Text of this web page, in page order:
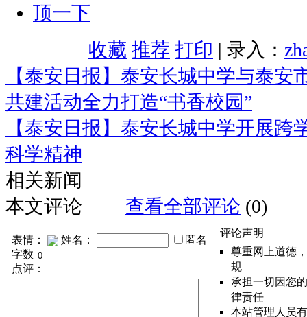
顶一下
收藏 推荐 打印 | 录入：
【泰安日报】泰安长城中学与泰安
共建活动全力打造“书香校园”
【泰安日报】泰安长城中学开展跨
科学精神
相关新闻
本文评论
查看全部评论 (0)
表情： 姓名：
匿名
字数
点评：
评论声明
尊重网上道德
规
承担一切因您
律责任
本站管理人员